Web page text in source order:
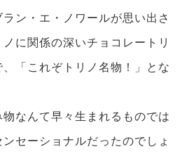
ン・エ・ノワールが思い出さ
に関係の深いチョコレートリ
「これぞトリノ名物！」とな
なんて早々生まれるものでは
セーショナルだったのでしょ